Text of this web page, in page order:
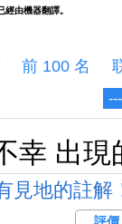
前 100 名
出現
見地的註解